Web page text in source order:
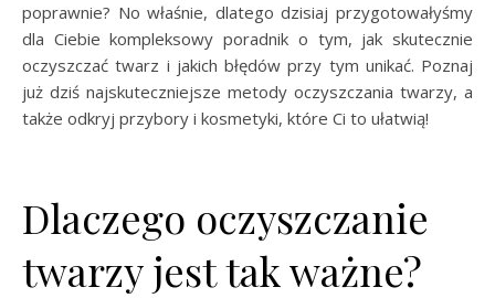
poprawnie? No właśnie, dlatego dzisiaj przygotowałyśmy
dla Ciebie kompleksowy poradnik o tym, jak skutecznie
oczyszczać twarz i jakich błędów przy tym unikać. Poznaj
już dziś najskuteczniejsze metody oczyszczania twarzy, a
także odkryj przybory i kosmetyki, które Ci to ułatwią!
Dlaczego oczyszczanie
twarzy jest tak ważne?